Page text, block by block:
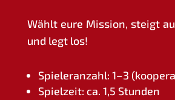
Wählt eure Mis­si­on, steigt
und legt los!
Spie­ler­an­zahl: 1–3
Spiel­zeit: ca. 1,5 Stunden